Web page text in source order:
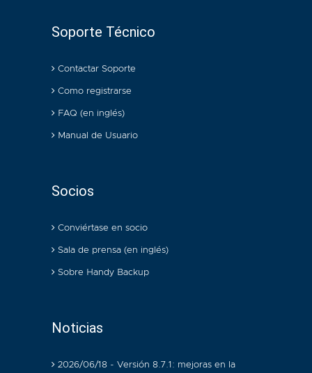
Soporte Técnico
Contactar Soporte
Como registrarse
FAQ (en inglés)
Manual de Usuario
Socios
Conviértase en socio
Sala de prensa (en inglés)
Sobre Handy Backup
Noticias
2026/06/18 - Versión 8.7.1: mejoras en la